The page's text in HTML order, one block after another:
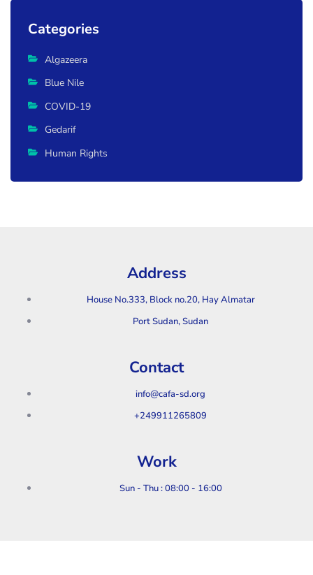
Categories
Algazeera
Blue Nile
COVID-19
Gedarif
Human Rights
Address
House No.333, Block no.20, Hay Almatar
Port Sudan, Sudan
Contact
info@cafa-sd.org
+249911265809
Work
Sun - Thu : 08:00 - 16:00